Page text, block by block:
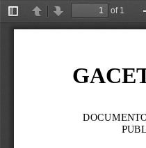
Toggle
Sidebar
PreviousNext
of 1